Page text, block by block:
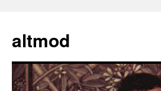
springen
altmod